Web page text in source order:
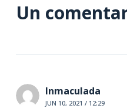
Un
Inmaculada
JUN 10, 2021 / 12:29